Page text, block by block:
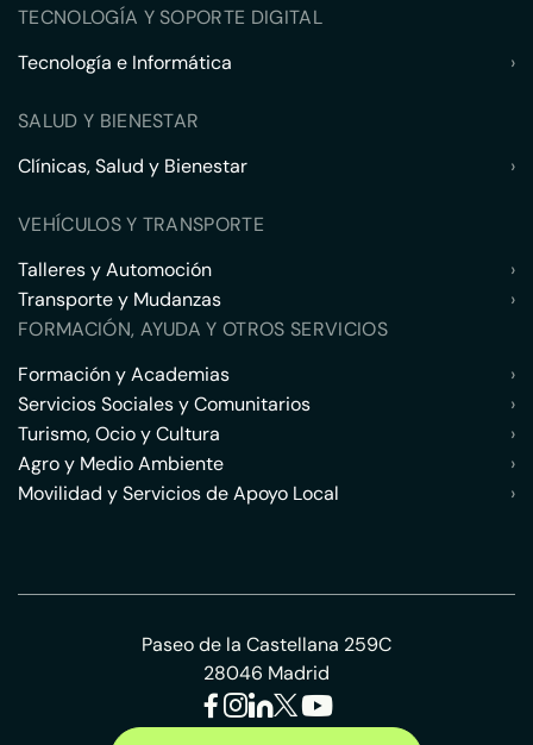
TECNOLOGÍA Y SOPORTE DIGITAL
Tecnología e Informática
›
SALUD Y BIENESTAR
Clínicas, Salud y Bienestar
›
VEHÍCULOS Y TRANSPORTE
Talleres y Automoción
›
Transporte y Mudanzas
›
FORMACIÓN, AYUDA Y OTROS SERVICIOS
Formación y Academias
›
Servicios Sociales y Comunitarios
›
Turismo, Ocio y Cultura
›
Agro y Medio Ambiente
›
Movilidad y Servicios de Apoyo Local
›
Paseo de la Castellana 259C
28046 Madrid